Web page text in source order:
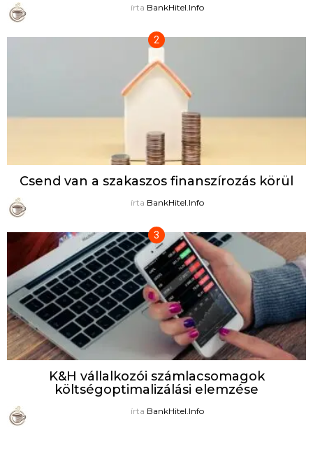
írta BankHitel.Info
Csend van a szakaszos finanszírozás körül
írta BankHitel.Info
K&H vállalkozói számlacsomagok
költségoptimalizálási elemzése
írta BankHitel.Info